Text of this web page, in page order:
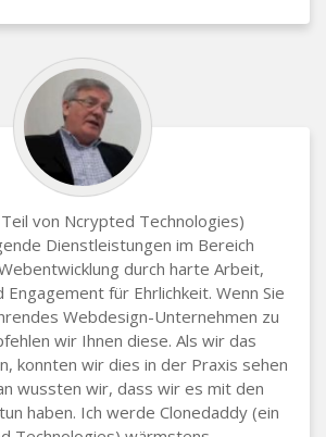
von Ncrypted Technologies)
Dienstleistungen im Bereich
durch harte Arbeit,
Engagement für Ehrlichkeit. Wenn Sie
Webdesign-Unternehmen zu
wir Ihnen diese. Als wir das
konnten wir dies in der Praxis sehen
wussten wir, dass wir es mit den
haben. Ich werde Clonedaddy (ein